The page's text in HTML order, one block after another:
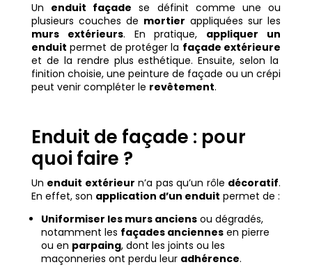
Un enduit façade se définit comme une ou
plusieurs couches de mortier appliquées sur les
murs extérieurs. En pratique, appliquer un
enduit permet de protéger la façade extérieure
et de la rendre plus esthétique. Ensuite, selon la
finition choisie, une peinture de façade ou un crépi
peut venir compléter le revêtement.
Enduit de façade : pour
quoi faire ?
Un enduit extérieur n’a pas qu’un rôle décoratif.
En effet, son application d’un enduit permet de :
Uniformiser les murs anciensou dégradés,
notamment les façades anciennesen pierre
ou en parpaing, dont les joints ou les
maçonneries ont perdu leur adhérence.